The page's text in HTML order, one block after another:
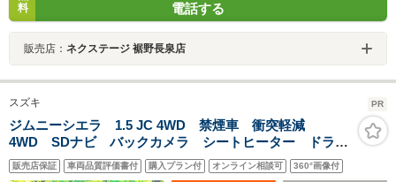
料
電話する
販売店： ネクステージ 裾野長泉店
スズキ PR
ジムニーシエラ 1.5 JC 4WD 禁煙車 衝突軽減
4WD SDナビ バックカメラ シートヒーター ドラレ
コ スマートキー ヒ―テッドドアミラー LEDヘッ
ド ETC クルコン オートライト 車線逸脱警報 フ
販売店保証 車両品質評価書付 購入プラン付 オンライン相談可 360°画像付